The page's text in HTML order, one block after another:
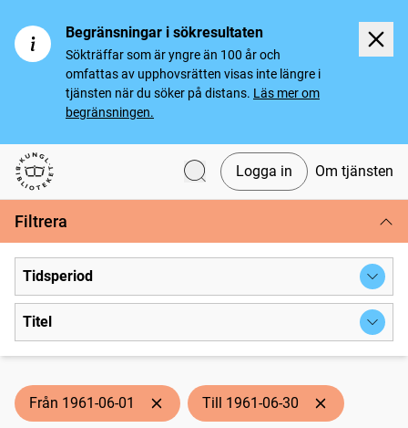
Begränsningar i sökresultaten
Sökträffar som är yngre än 100 år och
omfattas av upphovsrätten visas inte längre i
tjänsten när du söker på distans. Läs mer om
begränsningen.
Svenska tidningar
Logga in Om tjänsten
Filtrera
Tidsperiod
Titel
Från 1961-06-01 Till 1961-06-30